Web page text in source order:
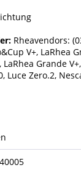
Rheavendors:
V+, LaRhea
Grande
Luce Zero.2,